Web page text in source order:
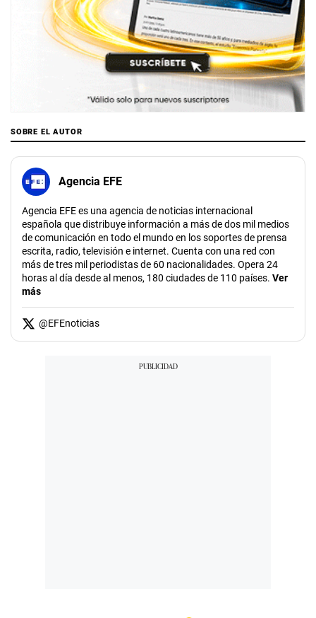
SOBRE EL AUTOR
Agencia EFE
Agencia EFE es una agencia de noticias internacional
española que distribuye información a más de dos mil medios
de comunicación en todo el mundo en los soportes de prensa
escrita, radio, televisión e internet. Cuenta con una red con
más de tres mil periodistas de 60 nacionalidades. Opera 24
horas al día desde al menos, 180 ciudades de 110 países. Ver
más
@EFEnoticias